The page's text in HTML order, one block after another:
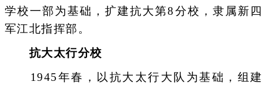
学校一部为基础，扩建抗大第8分校，隶属新四
军江北指挥部。
抗大太行分校
1945年春，以抗大太行大队为基础，组建